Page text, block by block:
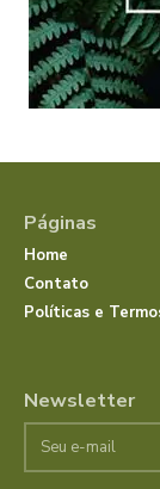
Páginas
Home
Contato
Políticas e
Newsletter